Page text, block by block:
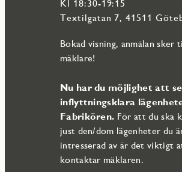
tänkas behöva, här finns livsmedelsbutiker,
restauranger, caféer, frisersalonger,
bort med bil, buss eller tåg
information och möjlighet att boka visning!
Kl 18:30-19:15
Textilgatan 7, 41511
Bokad visning, anmälan sker
mäklare!
Nu har du möjlighet att
inflyttningsklara
Fabrikören. För att du ska
just den/dom lägenheter du
intresserad av är det viktigt
kontaktar mäklaren.